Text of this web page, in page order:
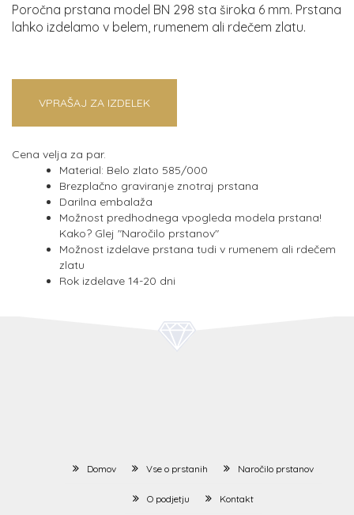
Poročna prstana model BN 298 sta široka 6 mm. Prstana
lahko izdelamo v belem, rumenem ali rdečem zlatu.
VPRAŠAJ ZA IZDELEK
Cena velja za par.
Material: Belo zlato 585/000
Brezplačno graviranje znotraj prstana
Darilna embalaža
Možnost predhodnega vpogleda modela prstana!
Kako? Glej "Naročilo prstanov"
Možnost izdelave prstana tudi v rumenem ali rdečem
zlatu
Rok izdelave 14-20 dni
Domov Vse o prstanih Naročilo prstanov
O podjetju Kontakt